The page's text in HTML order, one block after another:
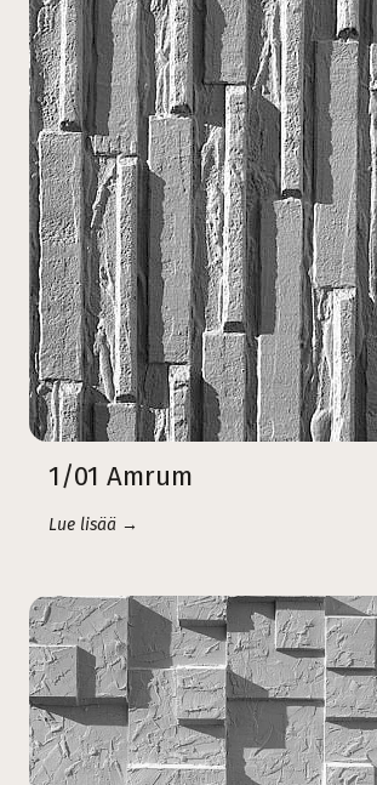
1/01 Amrum
Lue lisää →